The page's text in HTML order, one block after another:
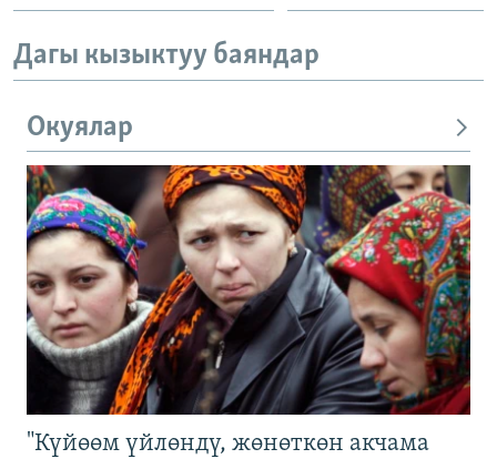
Дагы кызыктуу баяндар
Окуялар
"Күйөөм үйлөндү, жөнөткөн акчама